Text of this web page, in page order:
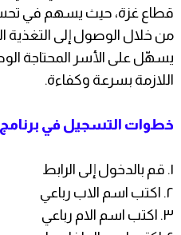
قطاع غزة، حيث يسهم في
من خلال الوصول إلى التغذية
يسهّل على الأسر المحتاجة
اللازمة بسرعة وكفاءة.
خطوات التسجيل في
١. قم بالدخول إلى الرابط
٢. اكتب اسم الاب رباعي
٣. اكتب اسم الام رباعي